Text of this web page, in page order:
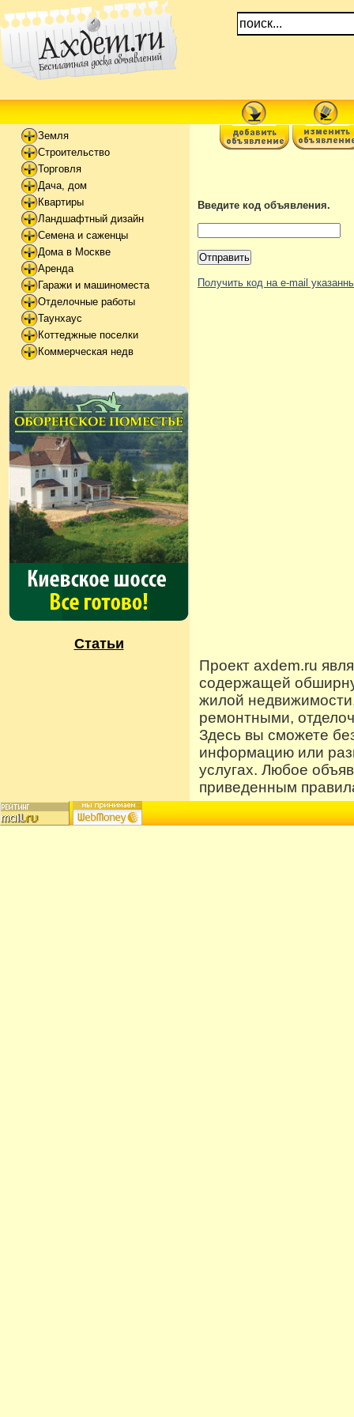
Земля
Строительство
Торговля
Дача, дом
Квартиры
Ландшафтный дизайн
Семена и саженцы
Дома в Москве
Аренда
Гаражи и машиноместа
Отделочные работы
Таунхаус
Коттеджные поселки
Коммерческая недв
Статьи
Введите код объявления.
Получить код на e-mail
Проект axdem.ru
содержащей
жилой
ремонтными,
Здесь вы сможете
информацию или
услугах. Любое
приведенным